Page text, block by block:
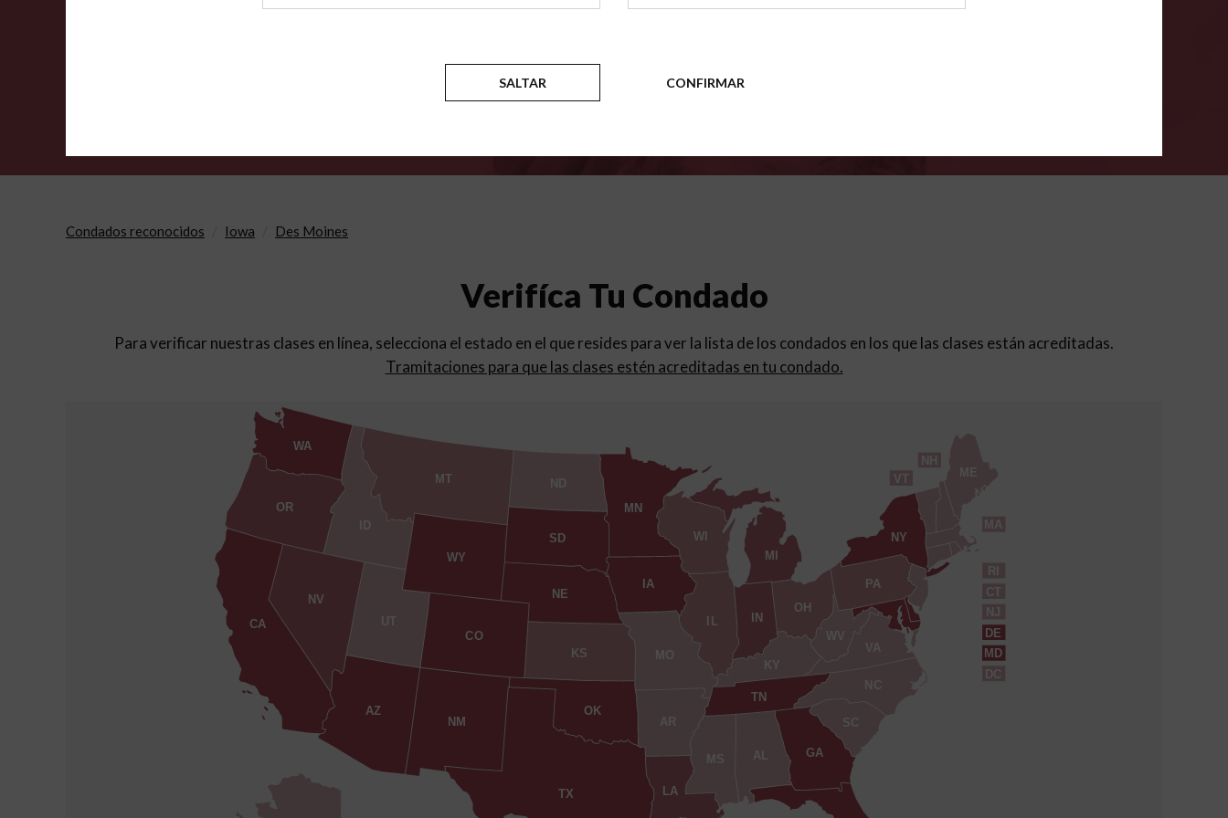
Condados reconocidos Iowa Des Moines
Verifíca Tu Condado
Para verificar nuestras clases en línea, selecciona el estado en el que resides para ver la lista de los condados en los que las clases están acreditadas.
Tramitaciones para que las clases estén acreditadas en tu condado.
AL
AZ
AR
CA
CO
CT
DE
DC
GA
ID
IN
IA
KS
KY
LA
ME
MD
MA
MI
MN
MS
MO
MT
NE
NV
NH
NJ
NM
NY
NC
ND
OH
OK
OR
PA
RI
SC
SD
TN
TX
UT
VT
VA
WA
WV
WI
WY
SALTAR CONFIRMAR